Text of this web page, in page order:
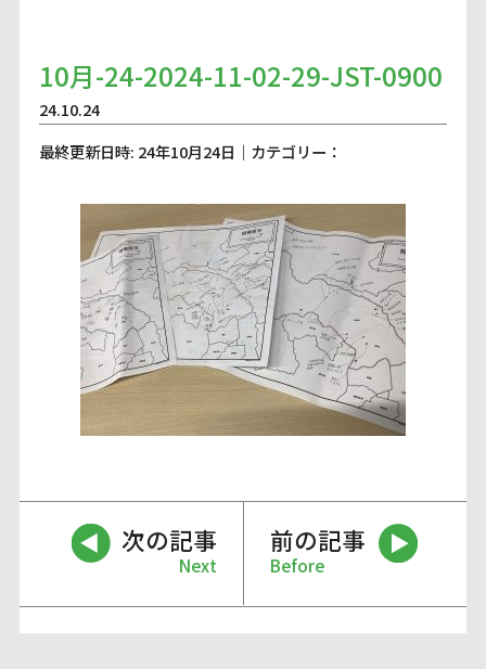
10月-24-2024-11-02-29-JST-0900
24.10.24
最終更新日時: 24年10月24日｜カテゴリー：
次の記事
Next
前の記事
Before